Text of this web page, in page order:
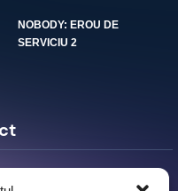
NOBODY: EROU DE
SERVICIU 2